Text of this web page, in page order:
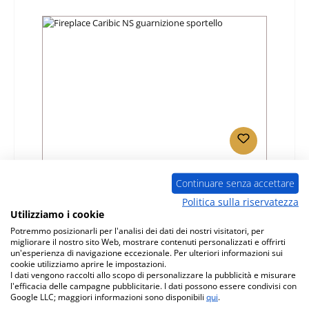
01024090
Produttore: Fireplace
Prezzo normale:
63,31 €
Disponibile, tempi di consegna: 4-6 giorni
Dettagli
Continuare senza accettare
Politica sulla riservatezza
Utilizziamo i cookie
Potremmo posizionarli per l'analisi dei dati dei nostri visitatori, per
migliorare il nostro sito Web, mostrare contenuti personalizzati e offrirti
un'esperienza di navigazione eccezionale. Per ulteriori informazioni sui
cookie utilizziamo aprire le impostazioni.
I dati vengono raccolti allo scopo di personalizzare la pubblicità e misurare
l'efficacia delle campagne pubblicitarie. I dati possono essere condivisi con
Google LLC; maggiori informazioni sono disponibili qui.